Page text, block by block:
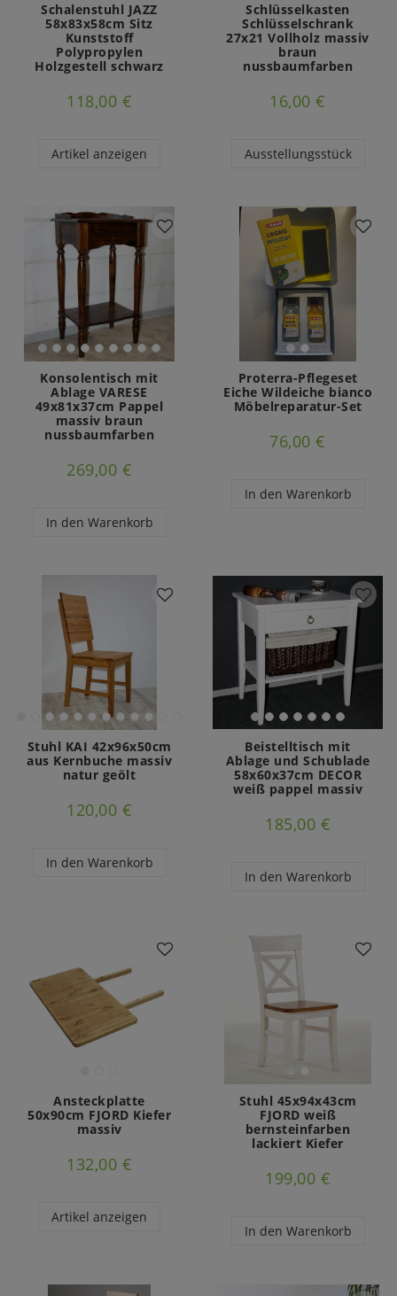
Schalenstuhl JAZZ
58x83x58cm Sitz
Kunststoff
Polypropylen
Holzgestell schwarz
118,00 €
Artikel anzeigen
Schlüsselkasten
Schlüsselschrank
27x21 Vollholz massiv
braun
nussbaumfarben
16,00 €
Ausstellungsstück
Konsolentisch mit
Ablage VARESE
49x81x37cm Pappel
massiv braun
nussbaumfarben
269,00 €
In den Warenkorb
Proterra-Pflegeset
Eiche Wildeiche bianco
Möbelreparatur-Set
76,00 €
In den Warenkorb
Stuhl KAI 42x96x50cm
aus Kernbuche massiv
natur geölt
120,00 €
In den Warenkorb
Beistelltisch mit
Ablage und Schublade
58x60x37cm DECOR
weiß pappel massiv
185,00 €
In den Warenkorb
Ansteckplatte
50x90cm FJORD Kiefer
massiv
132,00 €
Artikel anzeigen
Stuhl 45x94x43cm
FJORD weiß
bernsteinfarben
lackiert Kiefer
199,00 €
In den Warenkorb